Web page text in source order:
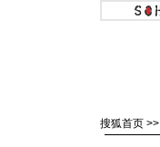
搜狐首页 >>